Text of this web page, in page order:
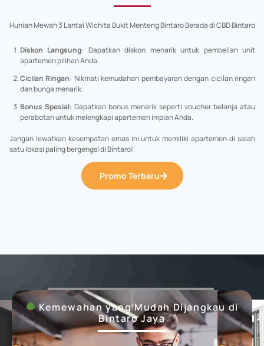
Hunian Mewah 3 Lantai Wichita Bukit Menteng Bintaro Berada di CBD Bintaro
Diskon Langsung: Dapatkan diskon menarik untuk pembelian unit
apartemen pilihan Anda.
Cicilan Ringan: Nikmati kemudahan pembayaran dengan cicilan ringan
dan bunga menarik.
Bonus Spesial: Dapatkan bonus menarik seperti voucher belanja atau
perabotan untuk melengkapi apartemen impian Anda.
Jangan lewatkan kesempatan emas ini untuk memiliki apartemen di salah
satu lokasi paling bergengsi di Bintaro!
Promo Terbaru
Kemewahan yang Mudah Dijangkau di
Bintaro Jaya